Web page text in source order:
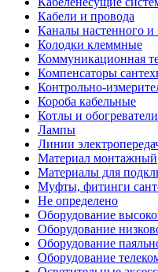
Кабели и провода
Каналы настенного и
Колодки клеммные
Коммуникационная
Компенсаторы
Контрольно-
Короба кабельные
Котлы и обогреватели
Лампы
Линии
Материал монтажный
Материалы для
Муфты, фитинги
Не определено
Оборудование
Оборудование
Оборудование
Оборудование